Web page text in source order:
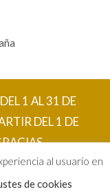
1 AL 31 DE
DEL 1 DE
al usuario en
de cookies